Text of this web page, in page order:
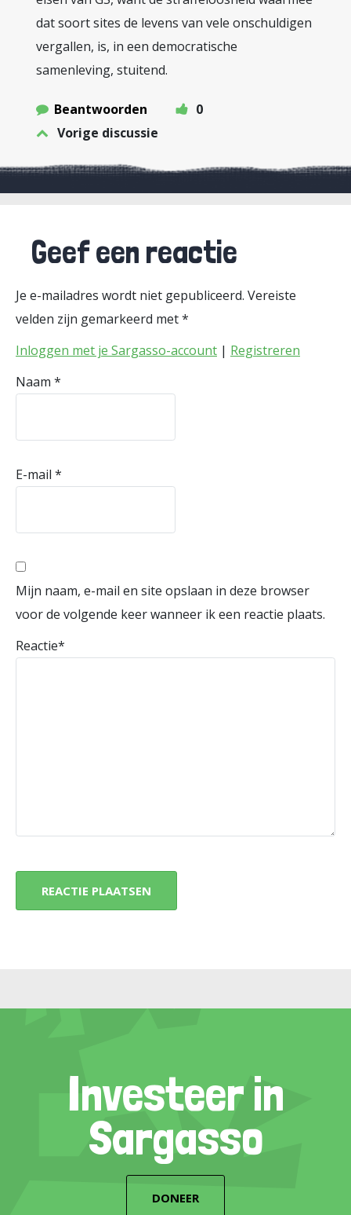
dat soort sites de levens van vele onschuldigen
vergallen, is, in een democratische
samenleving, stuitend.
Beantwoorden
0
Vorige discussie
Geef een reactie
Je e-mailadres wordt niet gepubliceerd. Vereiste
velden zijn gemarkeerd met*
Inloggen met je Sargasso-account | Registreren
Naam *
E-mail *
Mijn naam, e-mail en site opslaan in deze browser
voor de volgende keer wanneer ik een reactie plaats.
Reactie*
Investeer in
Sargasso
DONEER